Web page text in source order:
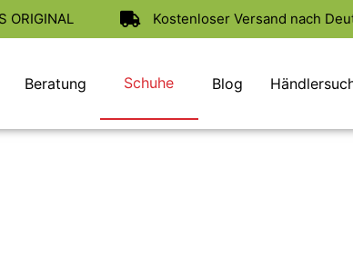
ORIGINAL Kostenloser Versand nach
Beratung Schuhe Blog